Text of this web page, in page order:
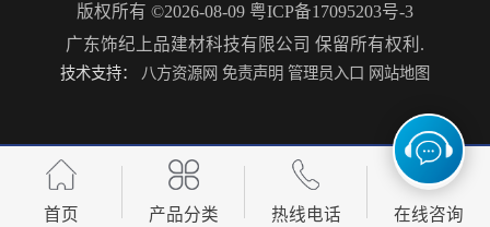
grc水泥构件 湛江grc墙板生产商 生产安装一条龙 安徽发泡陶瓷隔墙板 异形发泡陶瓷构件 耐腐蚀：抗酸碱
版权所有 ©2026-08-09 粤ICP备17095203号-3
广东饰纪上品建材科技有限公司 保留所有权利.
技术支持： 八方资源网 免责声明 管理员入口 网站地图
首页 产品分类 热线电话 在线咨询